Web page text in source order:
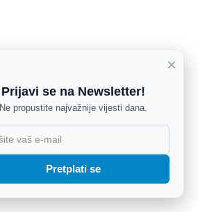
×
Prijavi se na Newsletter!
Ne propustite najvažnije vijesti dana.
Pretplati se